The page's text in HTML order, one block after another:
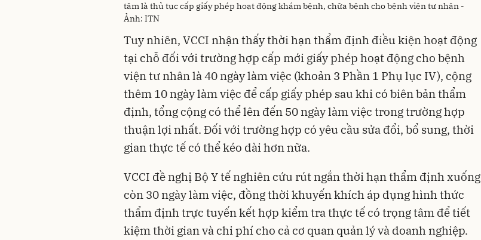
tâm là thủ tục cấp giấy phép hoạt động khám bệnh, chữa bệnh cho bệnh viện tư nhân -
Ảnh: ITN
Tuy nhiên, VCCI nhận thấy thời hạn thẩm định điều kiện hoạt động
tại chỗ đối với trường hợp cấp mới giấy phép hoạt động cho bệnh
viện tư nhân là 40 ngày làm việc (khoản 3 Phần 1 Phụ lục IV), cộng
thêm 10 ngày làm việc để cấp giấy phép sau khi có biên bản thẩm
định, tổng cộng có thể lên đến 50 ngày làm việc trong trường hợp
thuận lợi nhất. Đối với trường hợp có yêu cầu sửa đổi, bổ sung, thời
gian thực tế có thể kéo dài hơn nữa.
VCCI đề nghị Bộ Y tế nghiên cứu rút ngắn thời hạn thẩm định xuống
còn 30 ngày làm việc, đồng thời khuyến khích áp dụng hình thức
thẩm định trực tuyến kết hợp kiểm tra thực tế có trọng tâm để tiết
kiệm thời gian và chi phí cho cả cơ quan quản lý và doanh nghiệp.